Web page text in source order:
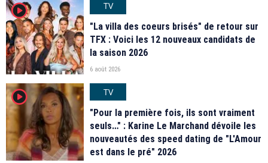
player2
TV
"La villa des coeurs brisés" de retour sur
TFX : Voici les 12 nouveaux candidats de
la saison 2026
6 août 2026
player2
TV
"Pour la première fois, ils sont vraiment
seuls…" : Karine Le Marchand dévoile les
nouveautés des speed dating de "L'Amour
est dans le pré" 2026